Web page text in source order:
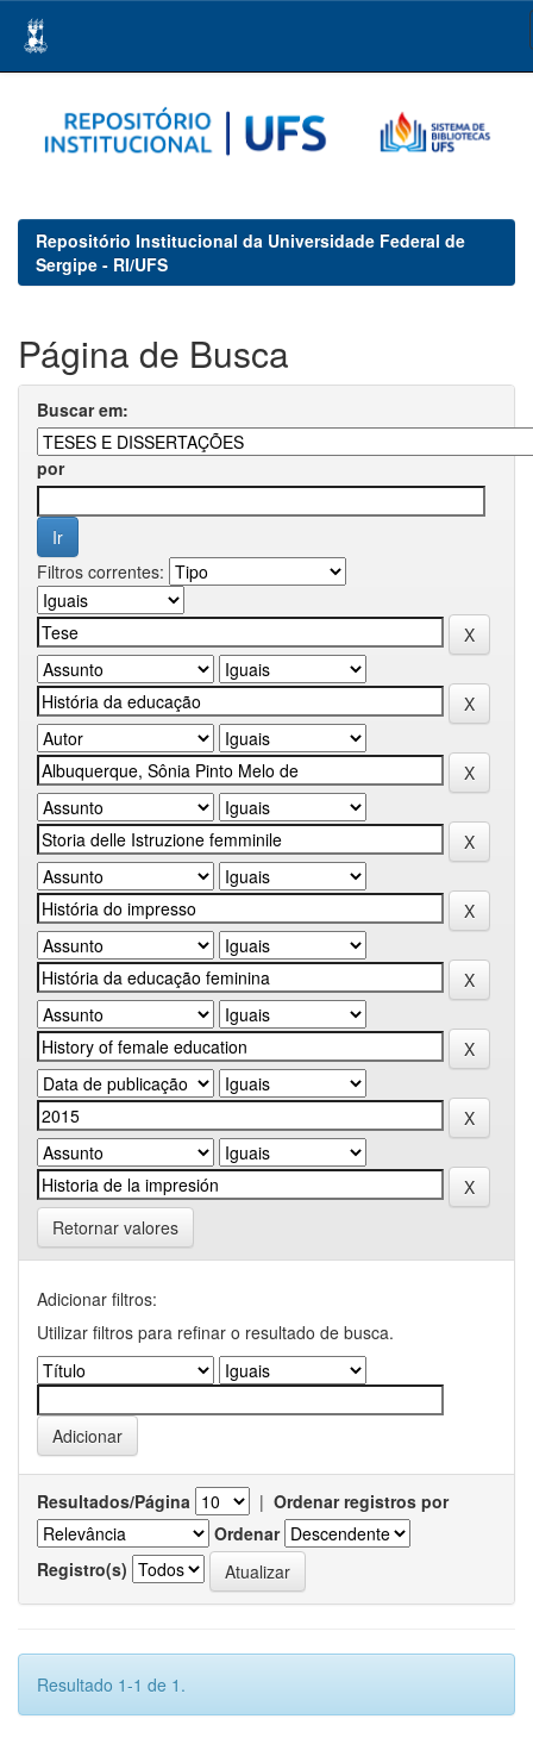
navigation
Repositório Institucional da Universidade Federal de
Sergipe - RI/UFS
Página de Busca
Buscar em:
por
Filtros correntes:
Retornar valores
Adicionar filtros:
Utilizar filtros para refinar o resultado de busca.
Resultados/Página | Ordenar registros por
Ordenar
Registro(s)
Resultado 1-1 de 1.